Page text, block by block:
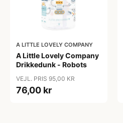
A LITTLE LOVELY COMPANY
A Little Lovely Company
Drikkedunk - Robots
VEJL. PRIS 95,00 KR
76,00 kr